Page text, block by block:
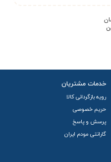
خدمات مشتریان
رویه بازگردانی کالا
حریم خصوصی
پرسش و پاسخ
گارانتی مودم ایران